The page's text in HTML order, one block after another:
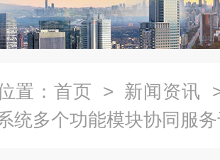
置： 首页 > 新闻资讯
统多个功能模块协同服